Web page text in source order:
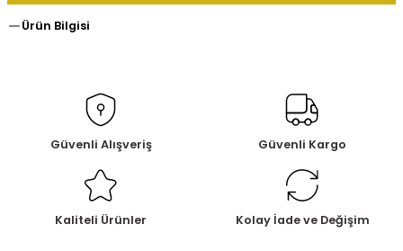
Ürün Bilgisi
Güvenli Alışveriş Güvenli Kargo
Kaliteli Ürünler Kolay İade ve Değişim